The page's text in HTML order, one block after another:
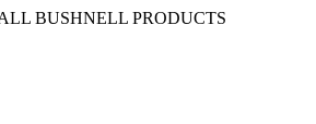
BUSHNELL PRODUCTS